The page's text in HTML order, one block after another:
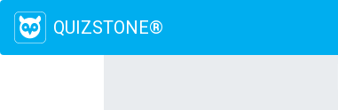
QUIZSTONE®